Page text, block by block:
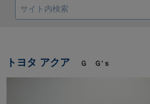
トヨタ アクア Ｇ Ｇ’ｓ